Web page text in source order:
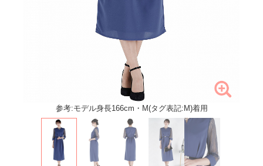
参考:モデル身長166cm・M(タグ表記:M)着用